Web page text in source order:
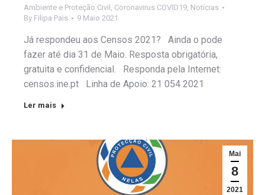
Ambiente e Proteção Civil , Coronavirus COVID19, Notícias
By Filipa Pais 9 Maio 2021
Já respondeu aos Censos 2021? Ainda o pode
fazer até dia 31 de Maio. Resposta obrigatória,
gratuita e confidencial. Responda pela Internet:
censos.ine.pt Linha de Apoio: 21 054 2021
Ler mais
Mai
8
2021